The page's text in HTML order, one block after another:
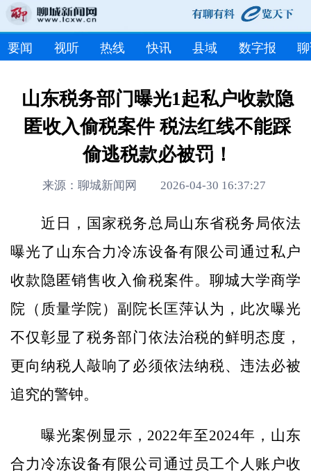
要闻 视听 热线 快讯 县域 数字报
山东税务部门曝光1起私户收款隐
匿收入偷税案件 税法红线不能踩
偷逃税款必被罚！
来源：聊城新闻网 2026-04-30 16:37:27
近日，国家税务总局山东省税务局依法
曝光了山东合力冷冻设备有限公司通过私户
收款隐匿销售收入偷税案件。聊城大学商学
院（质量学院）副院长匡萍认为，此次曝光
不仅彰显了税务部门依法治税的鲜明态度，
更向纳税人敲响了必须依法纳税、违法必被
追究的警钟。
曝光案例显示，2022年至2024年，山东
合力冷冻设备有限公司通过员工个人账户收